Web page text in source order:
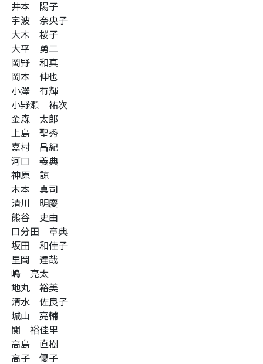
井本 陽子
宇波 奈央子
大木 桜子
大平 勇二
岡野 和真
岡本 伸也
小澤 有輝
小野瀬 祐次
金森 太郎
上島 聖秀
嘉村 昌紀
河口 義典
神原 諒
木本 真司
清川 明慶
熊谷 史由
口分田 章典
坂田 和佳子
里岡 達哉
嶋 亮太
地丸 裕美
清水 佐良子
城山 亮輔
関 裕佳里
高島 直樹
高子 優子